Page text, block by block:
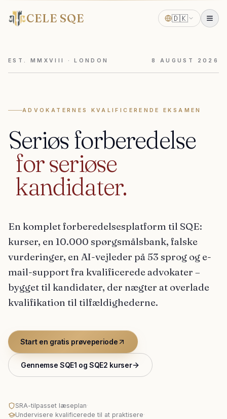
CELE SQE 🇩🇰
EST. MMXVIII · LONDON 8 AUGUST 2026
ADVOKATERNES KVALIFICERENDE EKSAMEN
Seriøsforberedelse
forseriøse
kandidater.
En komplet forberedelsesplatform til SQE:
kurser, en 10.000 spørgsmålsbank, falske
vurderinger, en AI-vejleder på 53 sprog og e-
mail-support fra kvalificerede advokater –
bygget til kandidater, der nægter at overlade
kvalifikation til tilfældighederne.
Start en gratis prøveperiode
Gennemse SQE1 og SQE2 kurser
SRA-tilpasset læseplan·
Undervisere kvalificerede til at praktisere·